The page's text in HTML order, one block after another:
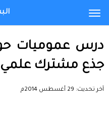
درس عموميات
جذع مشترك علمي
آخر تحديث: 29 أغسطس 2014م